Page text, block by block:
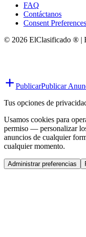
FAQ
Contáctanos
Consent Preferences
© 2026 ElClasificado ® |
PublicarPublicar
Tus opciones de
Usamos cookies para
permiso — personalizar
anuncios de cualquier
cualquier momento.
Administrar preferencias